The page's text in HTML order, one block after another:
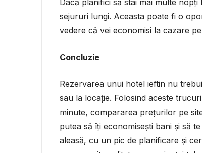
sejururi lungi. Aceasta poate fi o
vedere că vei economisi la cazare
Concluzie
Rezervarea unui hotel ieftin nu
sau la locație. Folosind aceste
minute, compararea prețurilor pe
putea să îți economisești bani și să
aleasă, cu un pic de planificare și